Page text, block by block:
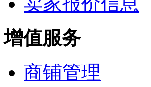
增值服务
商铺管理